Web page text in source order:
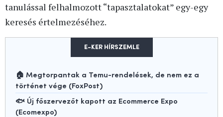
tanulással felhalmozott “tapasztalatokat” egy-egy
keresés értelmezéséhez.
E-KER HÍRSZEMLE
🏠 Megtorpantak a Temu-rendelések, de nem ez a
történet vége (FoxPost)
🐟 Új főszervezőt kapott az Ecommerce Expo
(Ecomexpo)